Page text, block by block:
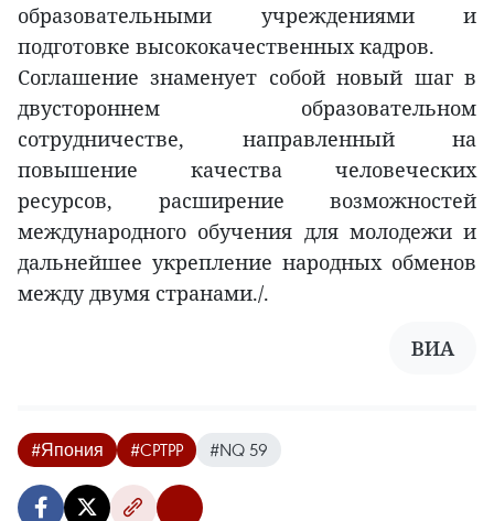
образовательными учреждениями и
подготовке высококачественных кадров.
Соглашение знаменует собой новый шаг в
двустороннем образовательном
сотрудничестве, направленный на
повышение качества человеческих
ресурсов, расширение возможностей
международного обучения для молодежи и
дальнейшее укрепление народных обменов
между двумя странами./.
ВИА
#Япония #CPTPP #NQ 59